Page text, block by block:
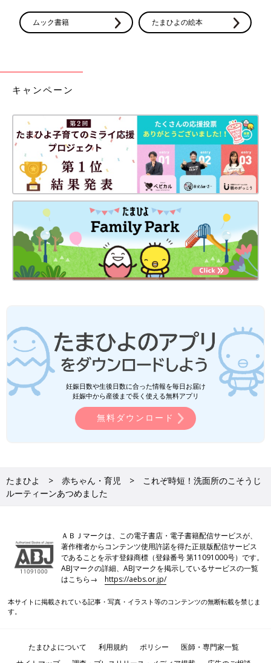
ムック書籍 たまひよの絵本
キャンペーン
妊娠日数や生後日数に合った情報を毎日お届け
妊娠中から産後まで長く使える無料アプリ
無料ダウンロード
たまひよ 赤ちゃん・育児
これぞ時短！洗面所のこそうじ
ルーティーンあつめました
ＡＢＪマークは、この電子書店・電子書籍配信サービスが、
著作権者からコンテンツ使用許諾を得た正規版配信サービス
であることを示す登録商標（登録番号 第11091000号）です。
ABJマークの詳細、ABJマークを掲示しているサービスの一覧
はこちら→https://aebs.or.jp/
本サイトに掲載されている記事・写真・イラスト等のコンテンツの無断転載を禁じま
す。
たまひよについて 利用規約 ポリシー
医師・専門家一覧